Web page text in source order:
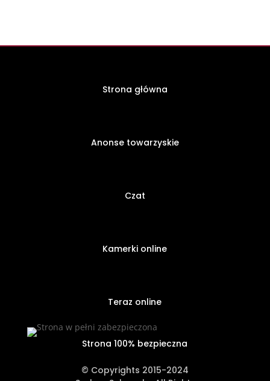
Strona główna
Anonse towarzyskie
Czat
Kamerki online
Teraz online
Strona 100% bezpieczna
© Copyrights 2015-2024